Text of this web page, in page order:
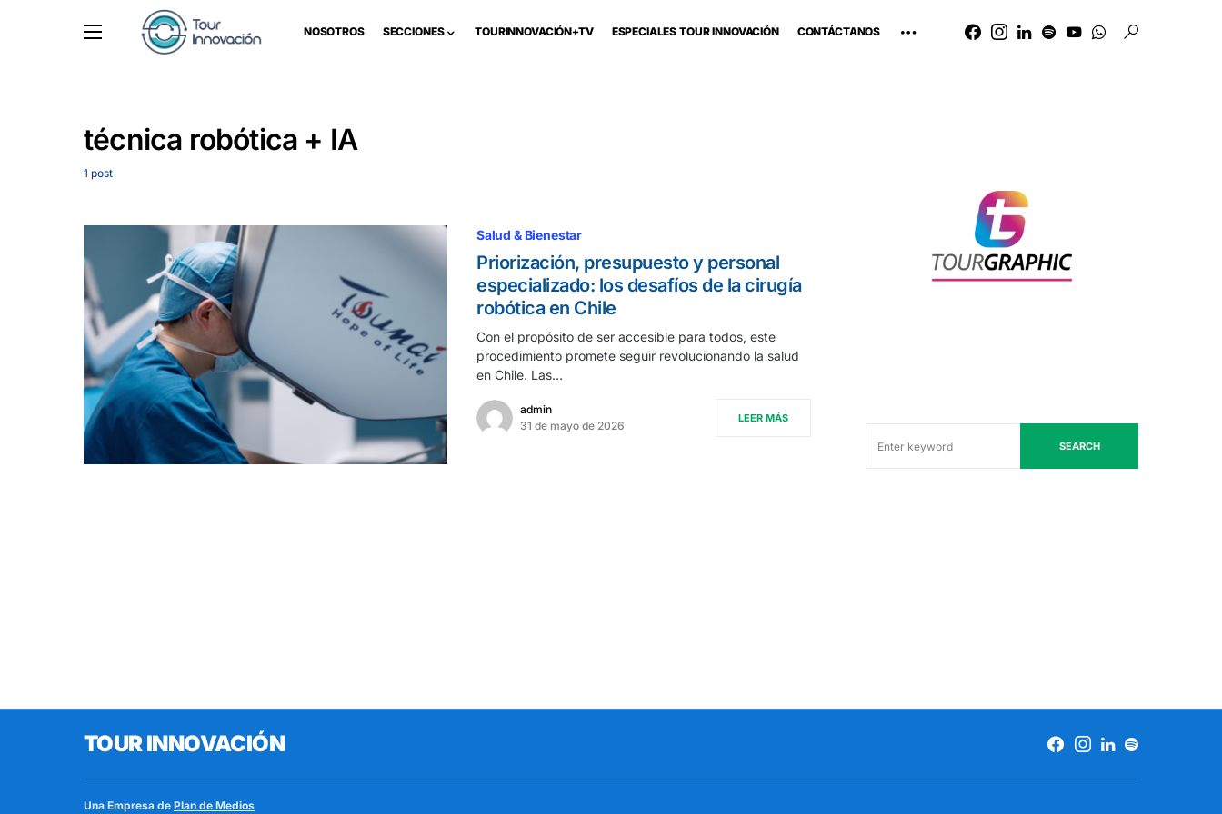
NOSOTROS SECCIONES TOURINNOVACIÓN+TV ESPECIALES TOUR INNOVACIÓN CONTÁCTANOS
técnica robótica + IA
1 post
Salud & Bienestar
Priorización, presupuesto y personal
especializado: los desafíos de la cirugía
robótica en Chile
Con el propósito de ser accesible para todos, este
procedimiento promete seguir revolucionando la salud
en Chile. Las…
admin
31 de mayo de 2026
LEER MÁS
SEARCH
TOUR INNOVACIÓN
Una Empresa de Plan de Medios